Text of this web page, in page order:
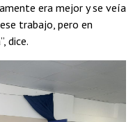
era mejor y se veía
trabajo, pero en
dice.